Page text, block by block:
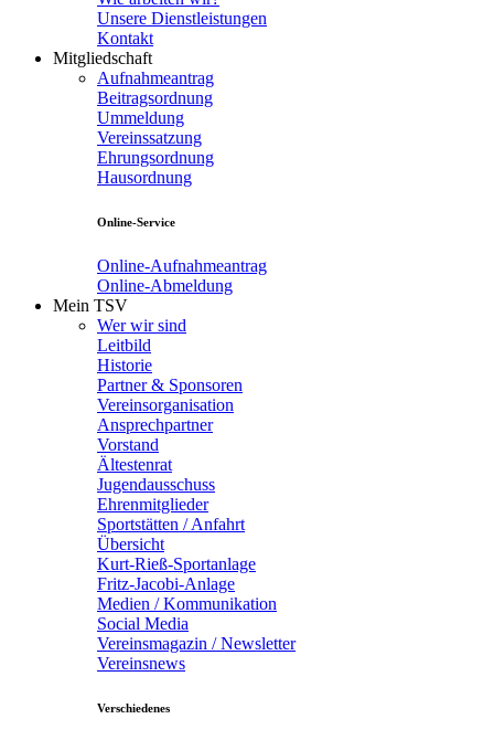
Unsere Dienstleistungen
Kontakt
Mitgliedschaft
Aufnahmeantrag
Beitragsordnung
Ummeldung
Vereinssatzung
Ehrungsordnung
Hausordnung
Online-Service
Online-Aufnahmeantrag
Online-Abmeldung
Mein TSV
Wer wir sind
Leitbild
Historie
Partner & Sponsoren
Vereinsorganisation
Ansprechpartner
Vorstand
Ältestenrat
Jugendausschuss
Ehrenmitglieder
Sportstätten / Anfahrt
Übersicht
Kurt-Rieß-Sportanlage
Fritz-Jacobi-Anlage
Medien / Kommunikation
Social Media
Vereinsmagazin / Newsletter
Vereinsnews
Verschiedenes